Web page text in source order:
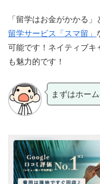
「留学はお金がかかる
留学サービス「スマ留」
可能です！ネイティブキ
も魅力的です！
まずはホー